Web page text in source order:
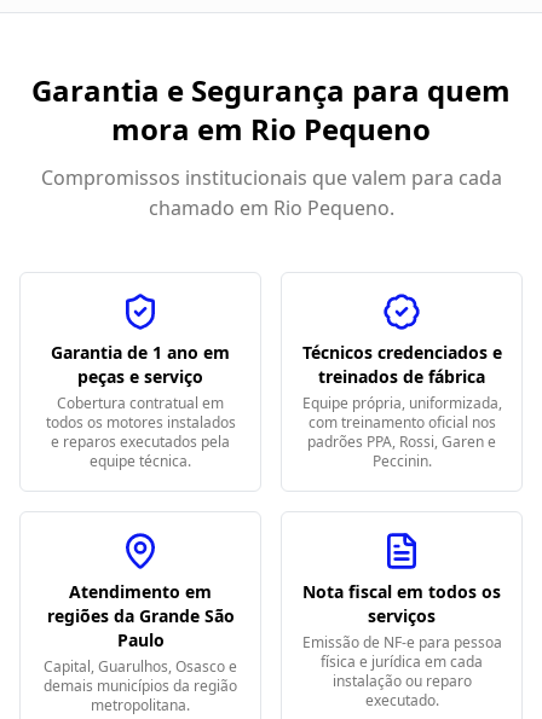
Garantia e Segurança para quem
mora em Rio Pequeno
Compromissos institucionais que valem para cada
chamado em Rio Pequeno.
Garantia de 1 ano em
peças e serviço
Cobertura contratual em
todos os motores instalados
e reparos executados pela
equipe técnica.
Técnicos credenciados e
treinados de fábrica
Equipe própria, uniformizada,
com treinamento oficial nos
padrões PPA, Rossi, Garen e
Peccinin.
Atendimento em
regiões da Grande São
Paulo
Capital, Guarulhos, Osasco e
demais municípios da região
metropolitana.
Nota fiscal em todos os
serviços
Emissão de NF-e para pessoa
física e jurídica em cada
instalação ou reparo
executado.